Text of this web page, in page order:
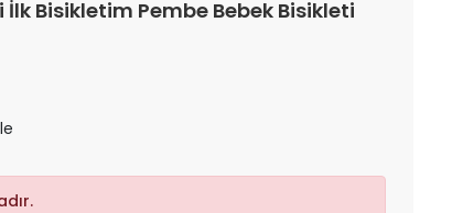
İlk Bisikletim Pembe Bebek Bisikleti